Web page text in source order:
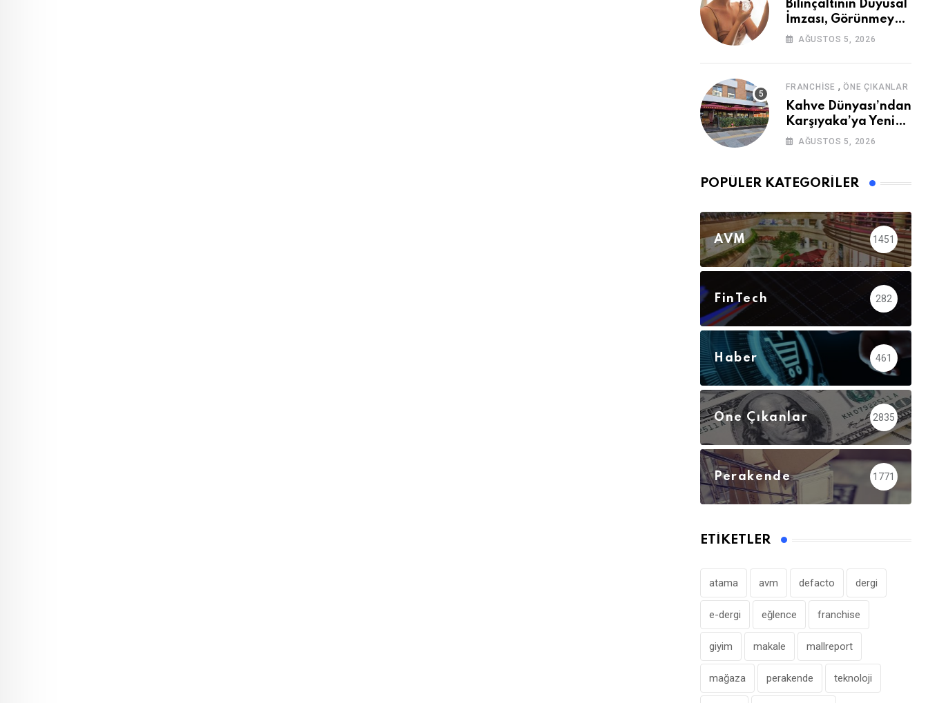
Bilinçaltının Duyusal
İmzası, Görünmeyen
GüçAĞUSTOS 5, 2026
FRANCHISE ,ÖNE ÇIKANLAR
Kahve Dünyası’ndan
Karşıyaka’ya Yeni
Mağaza
AĞUSTOS 5, 2026
POPÜLER KATEGORILER
AVM 1451
FinTech 282
Haber 461
Öne Çıkanlar 2835
Perakende 1771
ETIKETLER
atama avm defacto dergi
e-dergi eğlence franchise
giyim makale mallreport
mağaza perakende teknoloji